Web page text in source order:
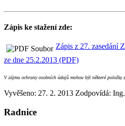
Zápis ke stažení zde:
Zápis z 27. zasedání
ze dne 25.2.2013 (PDF)
V zájmu ochrany osobních údajů mohou být některé položky
Vyvěšeno: 27. 2. 2013 Zodpovídá:
Radnice